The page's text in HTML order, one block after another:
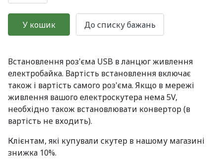
Встановлення роз'єма USB в ланцюг живлення
електробайка. Вартість встановлення включає
також і вартість самого роз'єма. Якщо в мережі
живлення вашого електроскутера нема 5V,
необхідно також встановлювати конвертор (в
вартість не входить).
Клієнтам, які купували скутер в нашому магазині
знижка 10%.